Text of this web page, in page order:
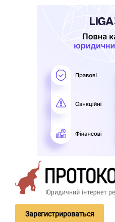
Зарегистрироваться